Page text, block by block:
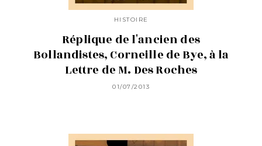
HISTOIRE
Réplique de l'ancien des
Bollandistes, Corneille de Bye, à la
Lettre de M. Des Roches
01/07/2013